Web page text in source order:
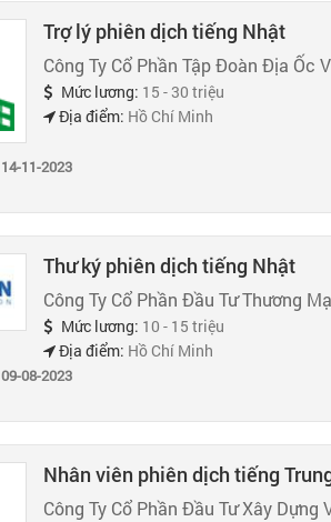
Trợ lý phiên dịch tiếng Nhật
Công Ty Cổ Phần Tập Đoàn Địa Ốc
Mức lương: 15 - 30 triệu
Địa điểm: Hồ Chí Minh
14-11-2023
Thư ký phiên dịch tiếng Nhật
Công Ty Cổ Phần Đầu Tư Thương
Mức lương: 10 - 15 triệu
Địa điểm: Hồ Chí Minh
09-08-2023
Nhân viên phiên dịch tiếng
Công Ty Cổ Phần Đầu Tư Xây Dựng